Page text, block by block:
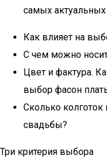
самых
Как влияет на
С чем можно
Цвет и фактура.
выбор фасон
Сколько колготок
свадьбы?
Три критерия выбора